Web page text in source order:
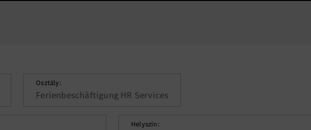
Osztály:
Ferienbeschäftigung HR Services
Helyszín: